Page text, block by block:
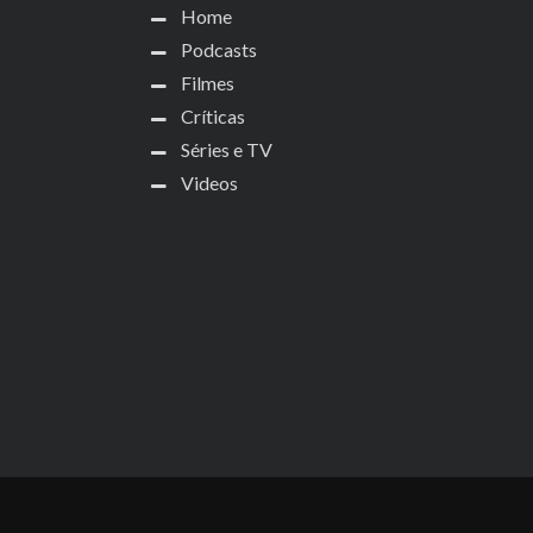
Home
Podcasts
Filmes
Críticas
Séries e TV
Videos